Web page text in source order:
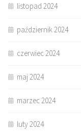
listopad 2024
październik 2024
czerwiec 2024
maj 2024
marzec 2024
luty 2024